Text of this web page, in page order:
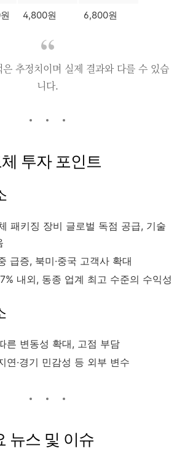
4,800원 6,800원
추정치이며 실제 결과와 다를 수 있습
니다.
투자 포인트
패키징 장비 글로벌 독점 공급, 기술
급증, 북미·중국 고객사 확대
내외, 동종 업계 최고 수준의 수익성
른 변동성 확대, 고점 부담
연·경기 민감성 등 외부 변수
뉴스 및 이슈